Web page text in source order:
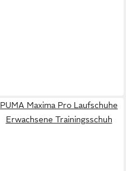
PUMA Maxima Pro Laufschuhe
Erwachsene Trainingsschuh